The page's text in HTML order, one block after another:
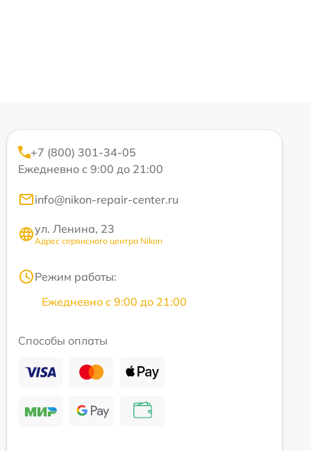
+7 (800) 301-34-05
Ежедневно с 9:00 до 21:00
info@nikon-repair-center.ru
ул. Ленина, 23
Адрес сервисного центра Nikon
Режим работы:
Ежедневно с 9:00 до 21:00
Способы оплаты